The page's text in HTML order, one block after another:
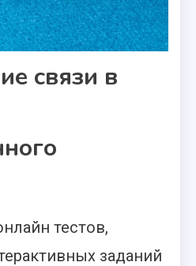
связи в
тестов,
заданий